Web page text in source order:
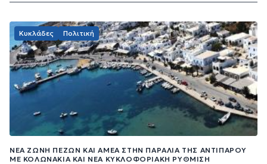
Κυκλάδες Πολιτική
ΝΈΑ ΖΏΝΗ ΠΕΖΏΝ ΚΑΙ ΑΜΕΑ ΣΤΗΝ ΠΑΡΑΛΊΑ ΤΗΣ ΑΝΤΙΠΆΡΟΥ
ΜΕ ΚΟΛΩΝΆΚΙΑ ΚΑΙ ΝΈΑ ΚΥΚΛΟΦΟΡΙΑΚΉ ΡΎΘΜΙΣΗ